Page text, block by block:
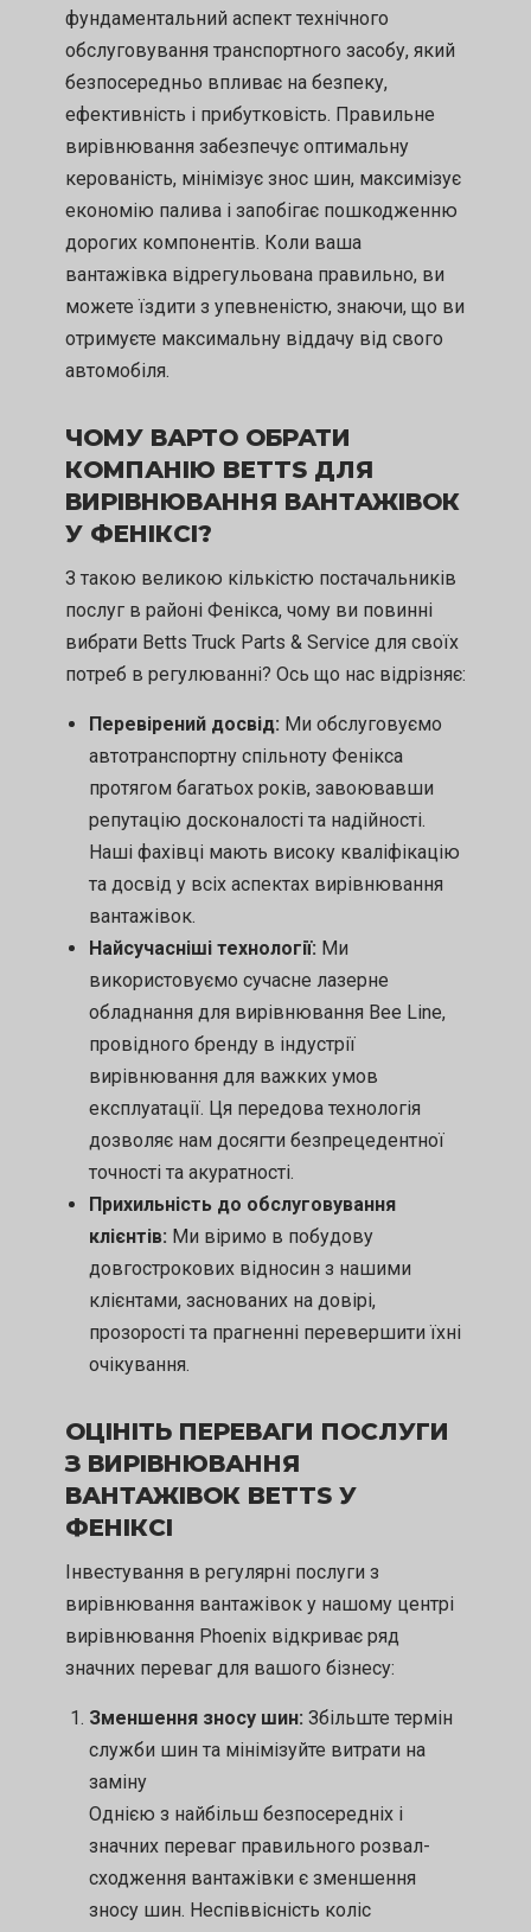
фундаментальний аспект технічного
обслуговування транспортного засобу, який
безпосередньо впливає на безпеку,
ефективність і прибутковість. Правильне
вирівнювання забезпечує оптимальну
керованість, мінімізує знос шин, максимізує
економію палива і запобігає пошкодженню
дорогих компонентів. Коли ваша
вантажівка відрегульована правильно, ви
можете їздити з упевненістю, знаючи, що ви
отримуєте максимальну віддачу від свого
автомобіля.
ЧОМУ ВАРТО ОБРАТИ
КОМПАНІЮ BETTS ДЛЯ
ВИРІВНЮВАННЯ ВАНТАЖІВОК
У ФЕНІКСІ?
З такою великою кількістю постачальників
послуг в районі Фенікса, чому ви повинні
вибрати Betts Truck Parts & Service для своїх
потреб в регулюванні? Ось що нас відрізняє:
Перевірений досвід: Ми обслуговуємо
автотранспортну спільноту Фенікса
протягом багатьох років, завоювавши
репутацію досконалості та надійності.
Наші фахівці мають високу кваліфікацію
та досвід у всіх аспектах вирівнювання
вантажівок.
Найсучасніші технології: Ми
використовуємо сучасне лазерне
обладнання для вирівнювання Bee Line,
провідного бренду в індустрії
вирівнювання для важких умов
експлуатації. Ця передова технологія
дозволяє нам досягти безпрецедентної
точності та акуратності.
Прихильність до обслуговування
клієнтів: Ми віримо в побудову
довгострокових відносин з нашими
клієнтами, заснованих на довірі,
прозорості та прагненні перевершити їхні
очікування.
ОЦІНІТЬ ПЕРЕВАГИ ПОСЛУГИ
З ВИРІВНЮВАННЯ
ВАНТАЖІВОК BETTS У
ФЕНІКСІ
Інвестування в регулярні послуги з
вирівнювання вантажівок у нашому центрі
вирівнювання Phoenix відкриває ряд
значних переваг для вашого бізнесу:
Зменшення зносу шин: Збільште термін
служби шин та мінімізуйте витрати на
заміну
Однією з найбільш безпосередніх і
значних переваг правильного розвал-
сходження вантажівки є зменшення
зносу шин. Неспіввісність коліс